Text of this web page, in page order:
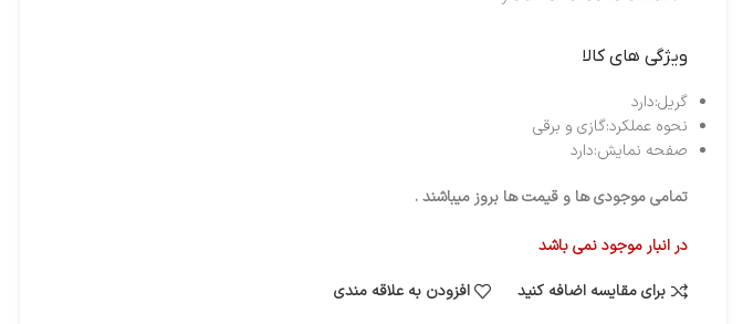
ویژگی های کالا
گریل:دارد
نحوه عملکرد:گازی و برقی
صفحه نمایش:دارد
تمامی موجودی ها و قیمت ها بروز میباشند .
در انبار موجود نمی باشد
برای مقایسه اضافه کنید
افزودن به علاقه مندی